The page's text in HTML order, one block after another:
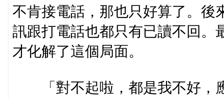
不肯接電話，那也只好算了。後
訊跟打電話也都只有已讀不回。
才化解了這個局面。
「對不起啦，都是我不好，